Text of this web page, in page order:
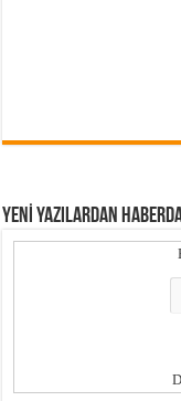
YENİ YAZILARDAN